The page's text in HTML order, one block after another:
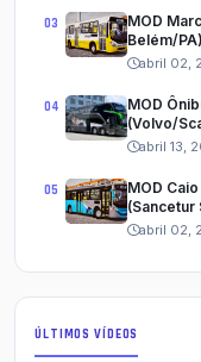
MOD
Belém/
abril 02,
MOD
(Volvo/
abril 13,
MOD
(Sancetur
abril 02,
ÚLTIMOS VÍDEOS